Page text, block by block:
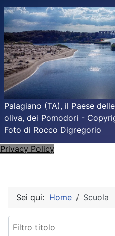
Palagiano (TA), il Paese
oliva, dei Pomodori -
Foto di Rocco Digregorio
Privacy Policy
Sei qui: Home Scuola